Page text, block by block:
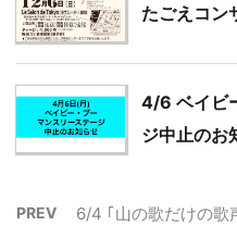
たごえコン
4/6 ベイビ
ジ中止のお
PREV 6/4 ｢山の歌だけの歌